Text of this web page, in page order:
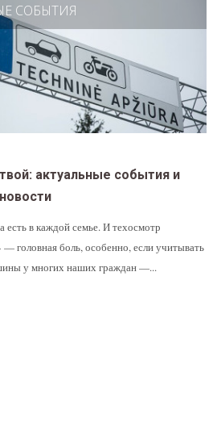
СОБЫТИЯ
актуальные события и
есть в каждой семье. И техосмотр
— головная боль, особенно, если учитывать
у многих наших граждан —...